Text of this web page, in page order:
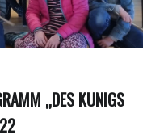
„DES KUNIGS